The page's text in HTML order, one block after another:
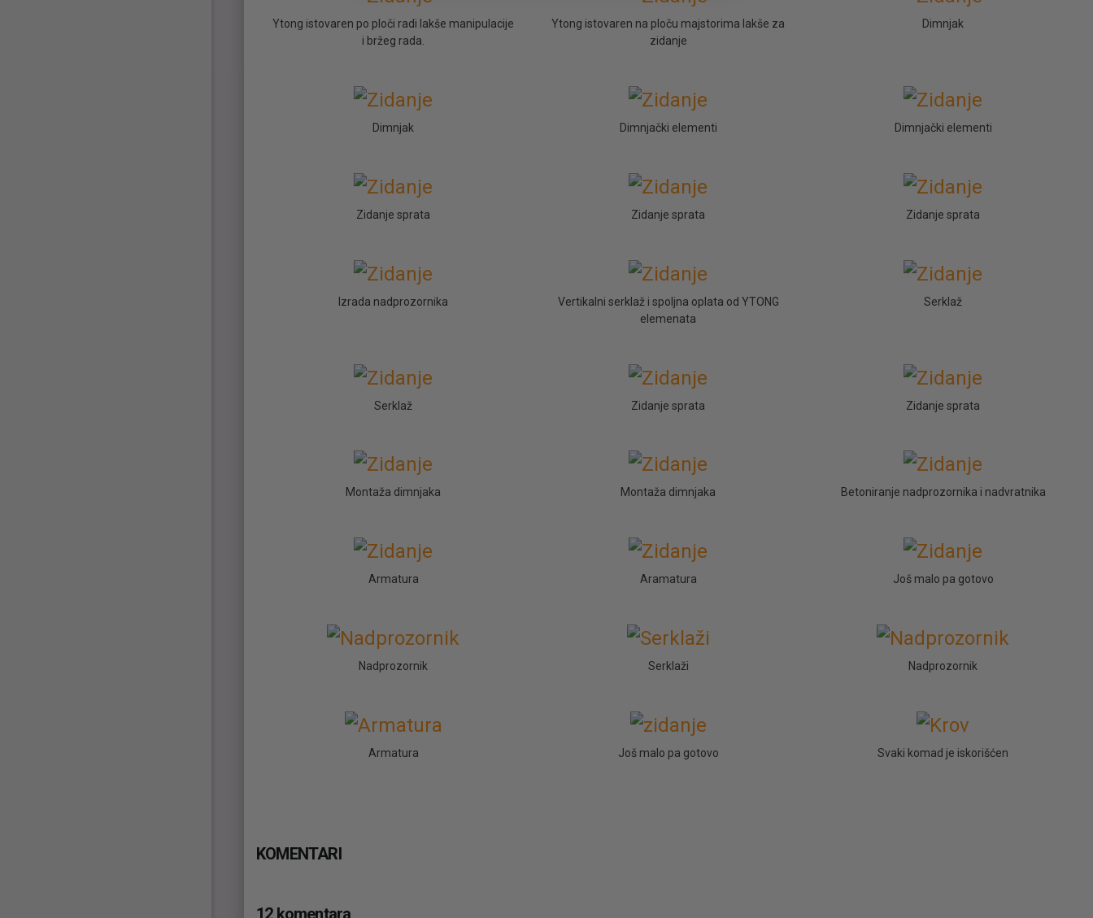
Ytong istovaren po ploči radi lakše manipulacije
i bržeg rada.
Ytong istovaren na ploču majstorima lakše za
zidanje
Dimnjak
Dimnjak Dimnjački elementi Dimnjački elementi
Zidanje sprata Zidanje sprata Zidanje sprata
Izrada nadprozornika
Vertikalni serklaž i spoljna oplata od YTONG
elemenata
Serklaž
Serklaž Zidanje sprata Zidanje sprata
Montaža dimnjaka Montaža dimnjaka Betoniranje nadprozornika i nadvratnika
Armatura Aramatura Još malo pa gotovo
Nadprozornik Serklaži Nadprozornik
Armatura Još malo pa gotovo Svaki komad je iskorišćen
KOMENTARI
12 komentara